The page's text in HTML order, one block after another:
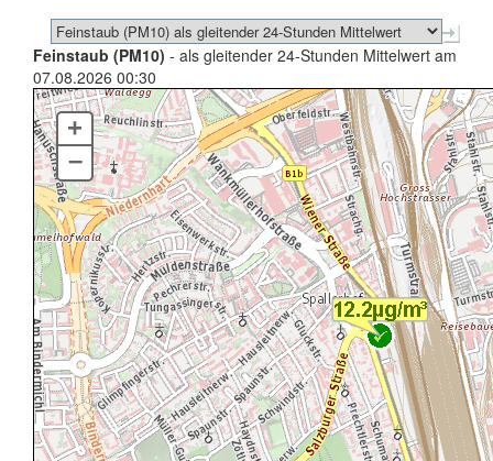
Feinstaub (PM10) - als gleitender 24-Stunden Mittelwert am
07.08.2026 00:30
+
–